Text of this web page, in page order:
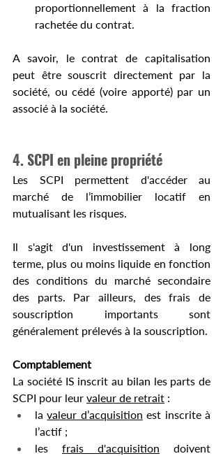
proportionnellement à la fraction
rachetée du contrat.
A savoir, le contrat de capitalisation
peut être souscrit directement par la
société, ou cédé (voire apporté) par un
associé à la société.
4. SCPI en pleine propriété
Les SCPI permettent d'accéder au
marché de l’immobilier locatif en
mutualisant les risques.
Il s'agit d'un investissement à long
terme, plus ou moins liquide en fonction
des conditions du marché secondaire
des parts. Par ailleurs, des frais de
souscription importants sont
généralement prélevés à la souscription.
Comptablement
La société IS inscrit au bilan les parts de
SCPI pour leur valeur de retrait :
la valeur d’acquisition est inscrite à
l’actif ;
les frais d'acquisition doivent